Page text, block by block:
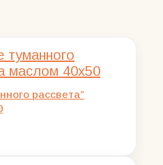
рассвета”